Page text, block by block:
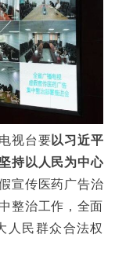
视台要以习近平
坚持以人民为中心
宣传医药广告治
整治工作，全面
人民群众合法权